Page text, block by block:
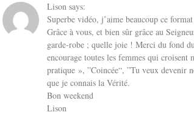
Lison says:
Superbe vidéo, j’aime beaucoup ce
Grâce à vous, et bien sûr grâce au
garde-robe ; quelle joie ! Merci du fond
encourage toutes les femmes qui croisent
pratique », ”Coincée“, ”Tu veux devenir
que je connais la Vérité.
Bon weekend
Lison